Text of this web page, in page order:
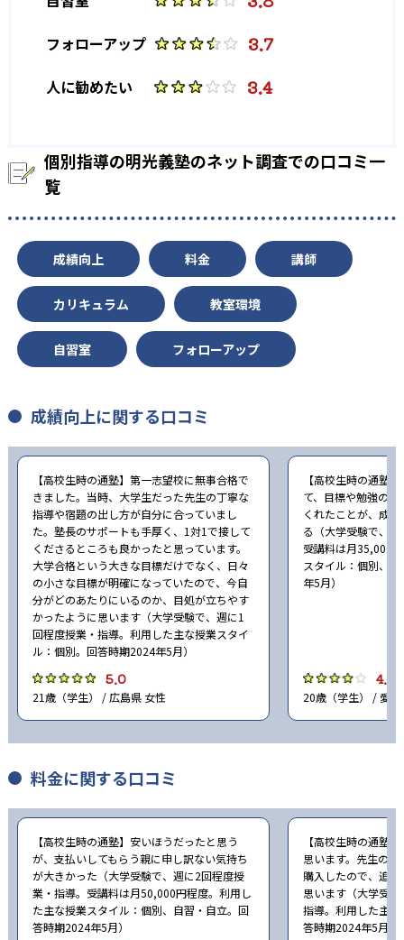
フォローアップ 3.7
人に勧めたい 3.4
個別指導の明光義塾のネット調査での口コミ一
覧
成績向上 料金 講師
カリキュラム 教室環境
自習室 フォローアップ
成績向上に関する口コミ
【高校生時の通塾】第一志望校に無事合格で
きました。当時、大学生だった先生の丁寧な
指導や宿題の出し方が自分に合っていまし
た。塾長のサポートも手厚く、1対1で接して
くださるところも良かったと思っています。
大学合格という大きな目標だけでなく、日々
の小さな目標が明確になっていたので、今自
分がどのあたりにいるのか、目処が立ちやす
かったように思います（大学受験で、週に1
回程度授業・指導。利用した主な授業スタイ
ル：個別。回答時期2024年5月）
5.0
21歳（学生） / 広島県 女性
【高校生時の通塾
て、目標や勉強の
くれたことが、成
る（大学受験で、
受講料は月35,000
スタイル：個別、
年5月）
4.0
20歳（学生） / 愛知
料金に関する口コミ
【高校生時の通塾】安いほうだったと思う
が、支払いしてもらう親に申し訳ない気持ち
が大きかった（大学受験で、週に2回程度授
業・指導。受講料は月50,000円程度。利用し
た主な授業スタイル：個別、自習・自立。回
答時期2024年5月）
【高校生時の通塾
思います。先生の
購入したので、追
思います（大学受
指導。利用した主
答時期2024年5月）